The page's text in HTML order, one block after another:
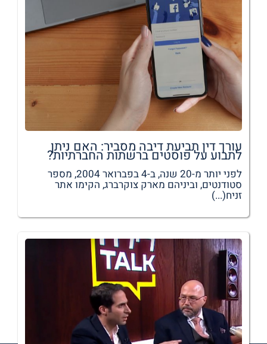
עורך דין תביעת דיבה מסביר: האם ניתן
לתבוע על פוסטים ברשתות החברתיות?
לפני יותר מ-20 שנה, ב-4 בפברואר 2004, מספר
סטודנטים, וביניהם מארק צוקרברג, הקימו אתר
זניח(...)